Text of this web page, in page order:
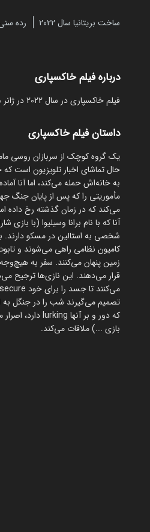
ساخت بریتانیا سال 2022 رده سنی
درباره فیلم خاکسپاری
فیلم خاکسپاری در سال 2022 در ژانر هیجان‌انگیز ساخته شده است. تماشای آنلاین و رایگان Burial از مایکت با دوبله بدون نیاز به دانلود.
داستان فیلم خاکسپاری
حال تماشای اخبار تلویزیون است
به خانه‌اش حمله می‌کند، اما آنا
مأموریتی را که پس از پایان جنگ
آنا که با نام برانا وسیلیوا (با
شخصی به استالین در مسکو دارند.
کامیون نظامی راهی می‌شوند و
زمین پنهان می‌کنند. سفر به
قرار می‌دهند. این نازی‌ها ترجیح
بازی ...) ملاقات می‌کند.